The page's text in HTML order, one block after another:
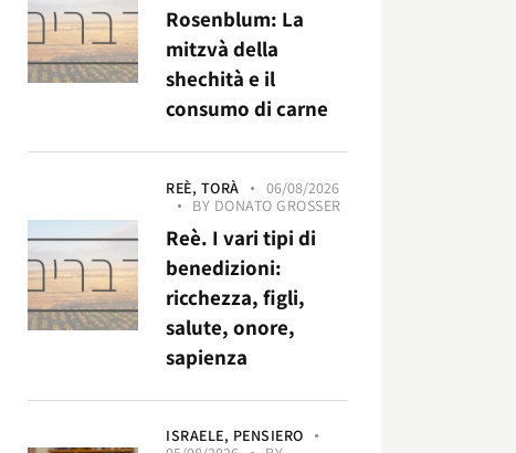
Rosenblum: La
mitzvà della
shechità e il
consumo di carne
REÈ, TORÀ
06/08/2026
BY DONATO GROSSER
Reè. I vari tipi di
benedizioni:
ricchezza, figli,
salute, onore,
sapienza
ISRAELE, PENSIERO